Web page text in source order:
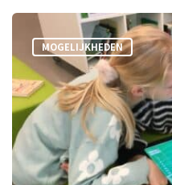
MOGELIJKHEDEN